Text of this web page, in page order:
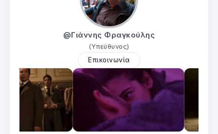
@Γιάννης Φραγκούλης
(Υπεύθυνος)
Επικοινωνία